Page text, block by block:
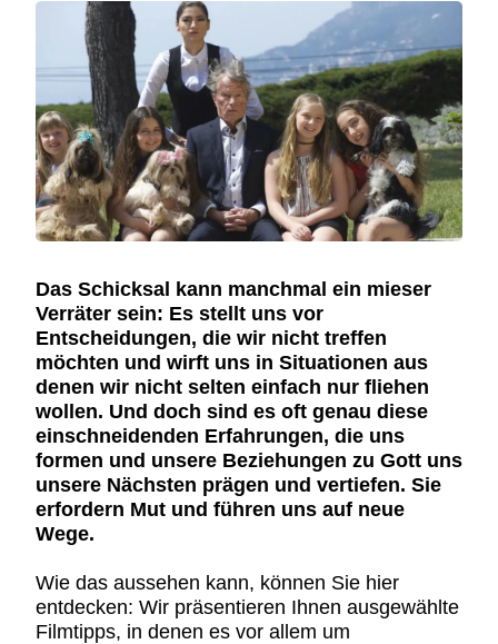
Das Schicksal kann manchmal ein mieser
Verräter sein: Es stellt uns vor
Entscheidungen, die wir nicht treffen
möchten und wirft uns in Situationen aus
denen wir nicht selten einfach nur fliehen
wollen. Und doch sind es oft genau diese
einschneidenden Erfahrungen, die uns
formen und unsere Beziehungen zu Gott uns
unsere Nächsten prägen und vertiefen. Sie
erfordern Mut und führen uns auf neue
Wege.
Wie das aussehen kann, können Sie hier
entdecken: Wir präsentieren Ihnen ausgewählte
Filmtipps, in denen es vor allem um